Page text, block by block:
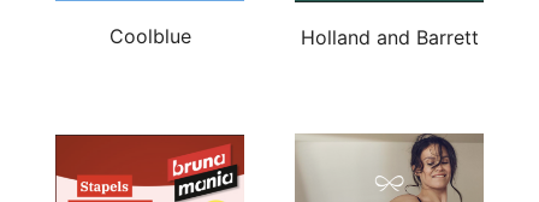
Coolblue Holland and Barrett